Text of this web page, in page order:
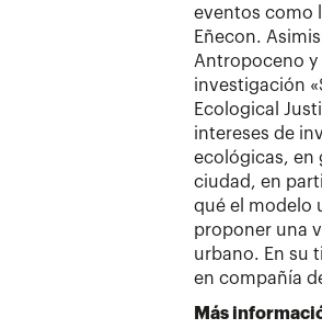
eventos como
Eñecon.
Antropoceno y
investigación
Ecological
intereses de
ecológicas, en
ciudad, en
qué el modelo
proponer una
urbano. En su
en compañía
Más